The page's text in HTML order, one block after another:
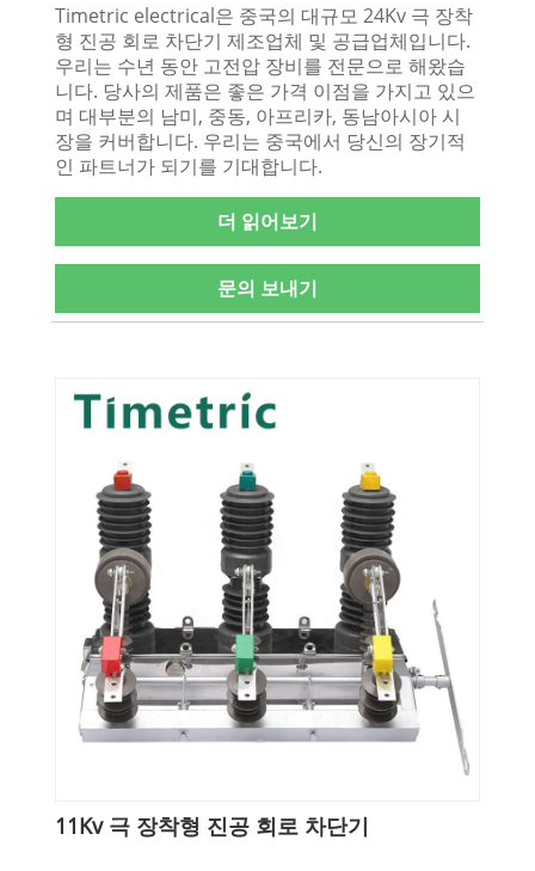
Timetric electrical은 중국의 대규모 24Kv 극 장착
형 진공 회로 차단기 제조업체 및 공급업체입니다.
우리는 수년 동안 고전압 장비를 전문으로 해왔습
니다. 당사의 제품은 좋은 가격 이점을 가지고 있으
며 대부분의 남미, 중동, 아프리카, 동남아시아 시
장을 커버합니다. 우리는 중국에서 당신의 장기적
인 파트너가 되기를 기대합니다.
더 읽어보기
문의 보내기
11Kv 극 장착형 진공 회로 차단기